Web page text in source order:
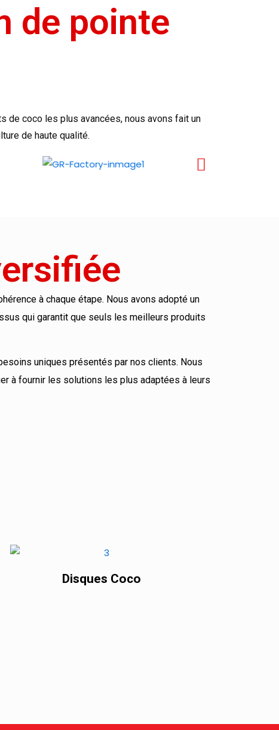
de pointe
de coco les plus avancées, nous avons fait un
de haute qualité.
à chaque étape. Nous avons adopté un
qui garantit que seuls les meilleurs produits
uniques présentés par nos clients. Nous
à fournir les solutions les plus adaptées à leurs
Disques Coco